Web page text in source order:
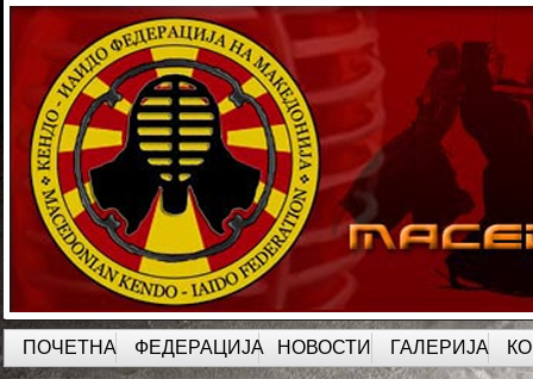
ПОЧЕТНА ФЕДЕРАЦИЈА НОВОСТИ ГАЛЕРИЈА